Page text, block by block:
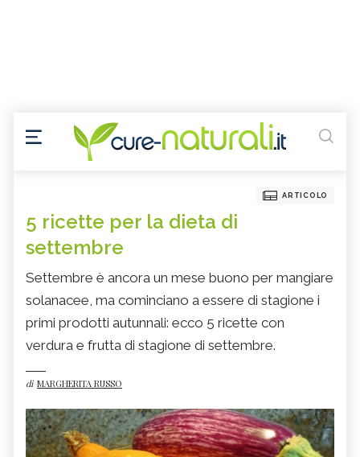
ARTICOLO
5 ricette per la dieta di
settembre
Settembre è ancora un mese buono per mangiare
solanacee, ma cominciano a essere di stagione i
primi prodotti autunnali: ecco 5 ricette con
verdura e frutta di stagione di settembre.
di MARGHERITA RUSSO